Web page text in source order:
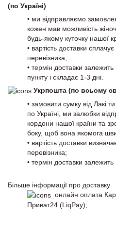
(по Україні)
• ми відправляємо
кожен мав можливість
будь-якому куточку нашої
• вартість доставки
перевізника;
• термін доставки залежить
пункту і складає 1-3 дні.
Укрпошта (по всьому
• замовити сумку від Лакі
по Україні, ми залюбки
кордони нашої країни та
боку, щоб вона якомога
• вартість доставки
перевізника;
• термін доставки залежить
Більше інформації про доставку
онлайн оплата
Приват24 (LiqPay);